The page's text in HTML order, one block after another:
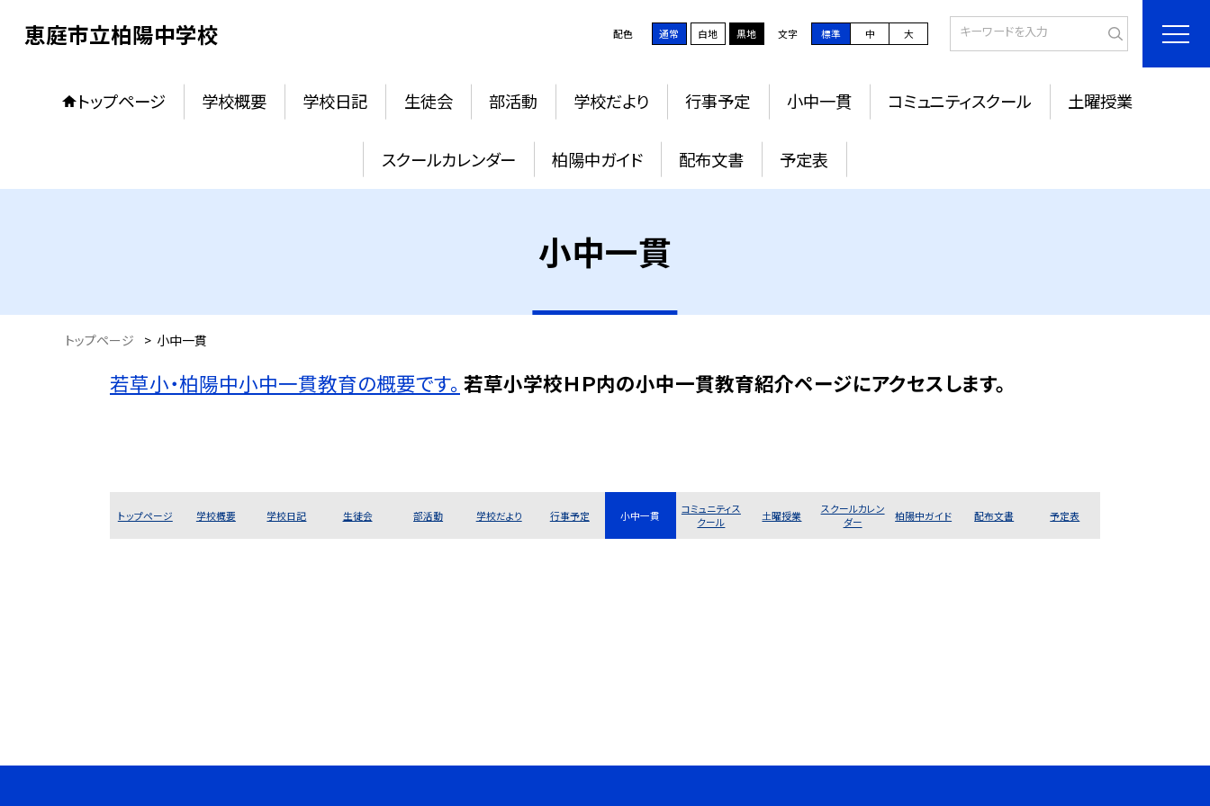
恵庭市立柏陽中学校 配色 通常 白地 黒地 文字 標準 中 大
トップページ 学校概要 学校日記 生徒会 部活動 学校だより 行事予定 小中一貫 コミュニティスクール 土曜授業
スクールカレンダー 柏陽中ガイド 配布文書 予定表
小中一貫
トップページ > 小中一貫
若草小・柏陽中小中一貫教育の概要です。 若草小学校ＨＰ内の小中一貫教育紹介ページにアクセスします。
トップページ 学校概要 学校日記 生徒会 部活動 学校だより 行事予定 小中一貫
コミュニティス
クール
土曜授業
スクールカレン
ダー
柏陽中ガイド 配布文書 予定表